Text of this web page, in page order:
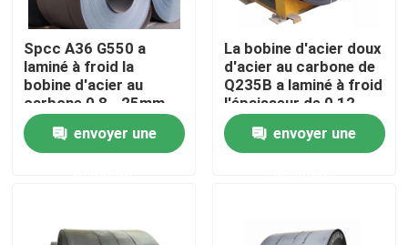
Demandez une citation
Pièces de four de chaudière
Spcc A36 G550 a
laminé à froid la
bobine d'acier au
carbone 0,8 - 25mm
envoyer une
La bobine d'acier doux
d'acier au carbone de
Q235B a laminé à froid
l'épaisseur de 0,12 -
de 4mm
envoyer une